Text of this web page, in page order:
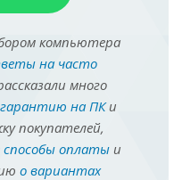
компьютера
на часто
много
на ПКи
покупателей,
способы оплатыи
о вариантах